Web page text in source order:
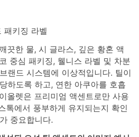
패키징 라벨
끗한 물, 시 글라스, 깊은 황혼 액
중심 패키징, 웰니스 라벨 및 차분
랜드 시스템에 이상적입니다. 틸이
하도록 하고, 연한 아쿠아를 호흡
올렛은 프리미엄 액센트로만 사용
톡에서 풍부하게 유지되는지 확인
중요합니다.